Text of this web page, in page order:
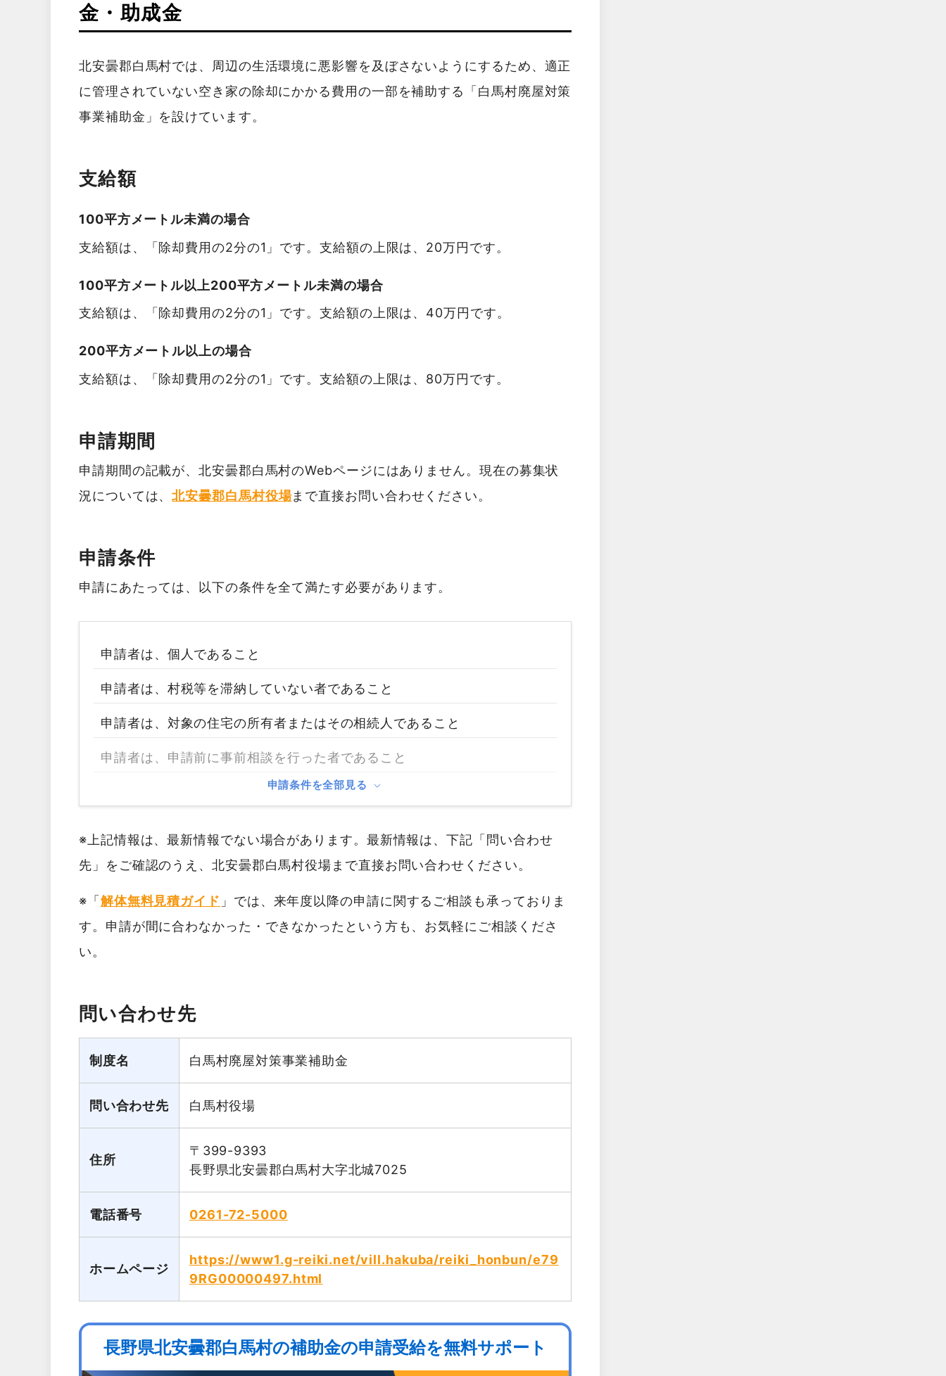
金・助成金
北安曇郡白馬村では、周辺の生活環境に悪影響を及ぼさないようにするため、適正
に管理されていない空き家の除却にかかる費用の一部を補助する「白馬村廃屋対策
事業補助金」を設けています。
支給額
100平方メートル未満の場合
支給額は、「除却費用の2分の1」です。支給額の上限は、20万円です。
100平方メートル以上200平方メートル未満の場合
支給額は、「除却費用の2分の1」です。支給額の上限は、40万円です。
200平方メートル以上の場合
支給額は、「除却費用の2分の1」です。支給額の上限は、80万円です。
申請期間
申請期間の記載が、北安曇郡白馬村のWebページにはありません。現在の募集状
況については、北安曇郡白馬村役場まで直接お問い合わせください。
申請条件
申請にあたっては、以下の条件を全て満たす必要があります。
申請者は、個人であること
申請者は、村税等を滞納していない者であること
申請者は、対象の住宅の所有者またはその相続人であること
申請者は、申請前に事前相談を行った者であること
申請条件を全部見る
※上記情報は、最新情報でない場合があります。最新情報は、下記「問い合わせ
先」をご確認のうえ、北安曇郡白馬村役場まで直接お問い合わせください。
※「解体無料見積ガイド 」では、来年度以降の申請に関するご相談も承っておりま
す。申請が間に合わなかった・できなかったという方も、お気軽にご相談くださ
い。
問い合わせ先
制度名 白馬村廃屋対策事業補助金
問い合わせ先 白馬村役場
住所
〒399-9393
長野県北安曇郡白馬村大字北城7025
電話番号 0261-72-5000
ホームページ
https://www1.g-reiki.net/vill.hakuba/reiki_honbun/e79
9RG00000497.html
長野県北安曇郡白馬村の補助金の申請受給を無料サポート